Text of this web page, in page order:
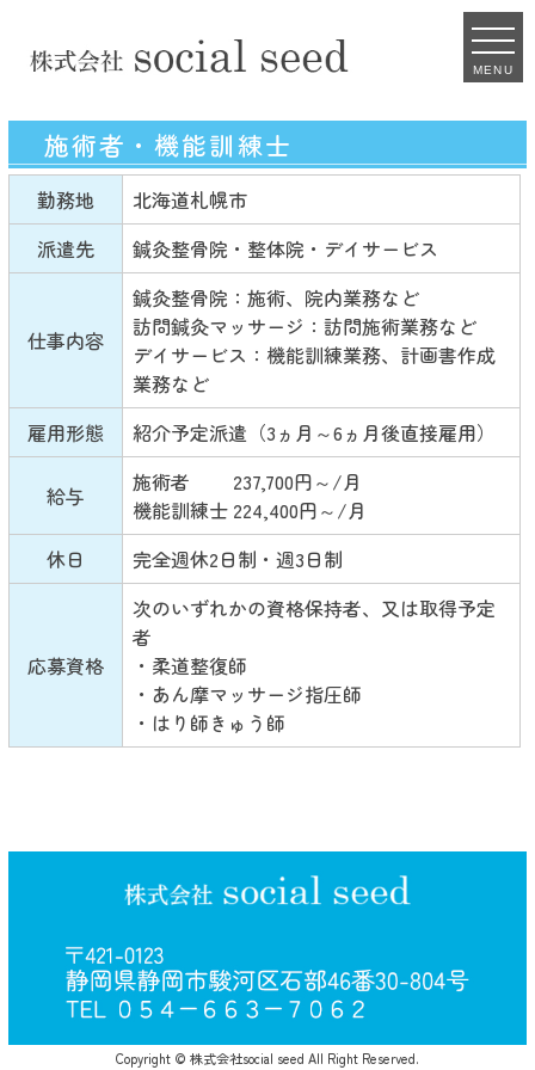
MENU
施術者・機能訓練士
勤務地
北海道札幌市
派遣先
鍼灸整骨院・整体院・デイサービス
仕事内容
鍼灸整骨院：施術、院内業務など
訪問鍼灸マッサージ：訪問施術業務など
デイサービス：機能訓練業務、計画書作成
業務など
雇用形態
紹介予定派遣（3ヵ月～6ヵ月後直接雇用）
給与
施術者 237,700円～/月
機能訓練士 224,400円～/月
休日
完全週休2日制・週3日制
応募資格
次のいずれかの資格保持者、又は取得予定
者
・柔道整復師
・あん摩マッサージ指圧師
・はり師きゅう師
Copyright © 株式会社social seed All Right Reserved.